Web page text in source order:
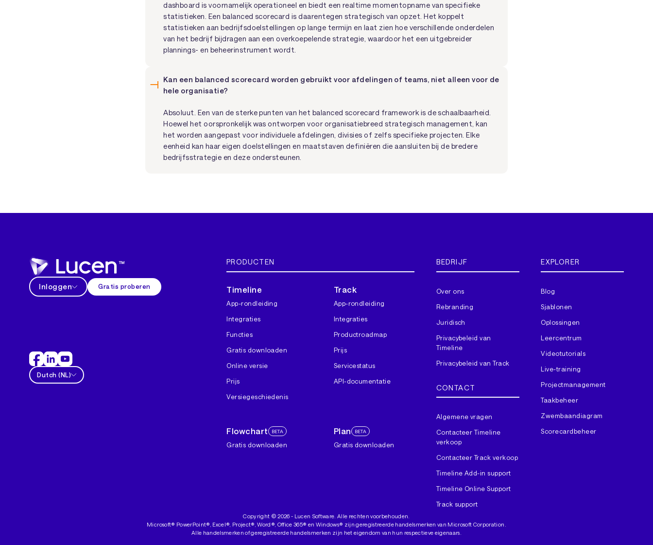
dashboard is voornamelijk operationeel en biedt een realtime momentopname van specifieke
statistieken. Een balanced scorecard is daarentegen strategisch van opzet. Het koppelt
statistieken aan bedrijfsdoelstellingen op lange termijn en laat zien hoe verschillende onderdelen
van het bedrijf bijdragen aan een overkoepelende strategie, waardoor het een uitgebreider
plannings- en beheerinstrument wordt.
Kan een balanced scorecard worden gebruikt voor afdelingen of teams, niet alleen voor de
hele organisatie?
Absoluut. Een van de sterke punten van het balanced scorecard framework is de schaalbaarheid.
Hoewel het oorspronkelijk was ontworpen voor organisatiebreed strategisch management, kan
het worden aangepast voor individuele afdelingen, divisies of zelfs specifieke projecten. Elke
eenheid kan haar eigen doelstellingen en maatstaven definiëren die aansluiten bij de bredere
bedrijfsstrategie en deze ondersteunen.
Inloggen Gratis proberen
PRODUCTEN
Timeline
App-rondleiding
Integraties
Functies
Gratis downloaden
Online versie
Prijs
Versiegeschiedenis
Track
App-rondleiding
Integraties
Productroadmap
Prijs
Servicestatus
API-documentatie
Flowchart BETA
Gratis downloaden
Plan BETA
Gratis downloaden
BEDRIJF
Over ons
Rebranding
Juridisch
Privacybeleid van
Timeline
Privacybeleid van Track
CONTACT
Algemene vragen
Contacteer Timeline
verkoop
Contacteer Track verkoop
Timeline Add-in support
Timeline Online Support
Track support
EXPLORER
Blog
Sjablonen
Oplossingen
Leercentrum
Videotutorials
Live-training
Projectmanagement
Taakbeheer
Zwembaandiagram
Scorecardbeheer
Dutch (NL)
Copyright ©2026 - Lucen Software. Alle rechten voorbehouden.
Microsoft® PowerPoint®, Excel®, Project®, Word®, Office 365® en Windows® zijn geregistreerde handelsmerken van Microsoft Corporation.
Alle handelsmerken of geregistreerde handelsmerken zijn het eigendom van hun respectieve eigenaars.